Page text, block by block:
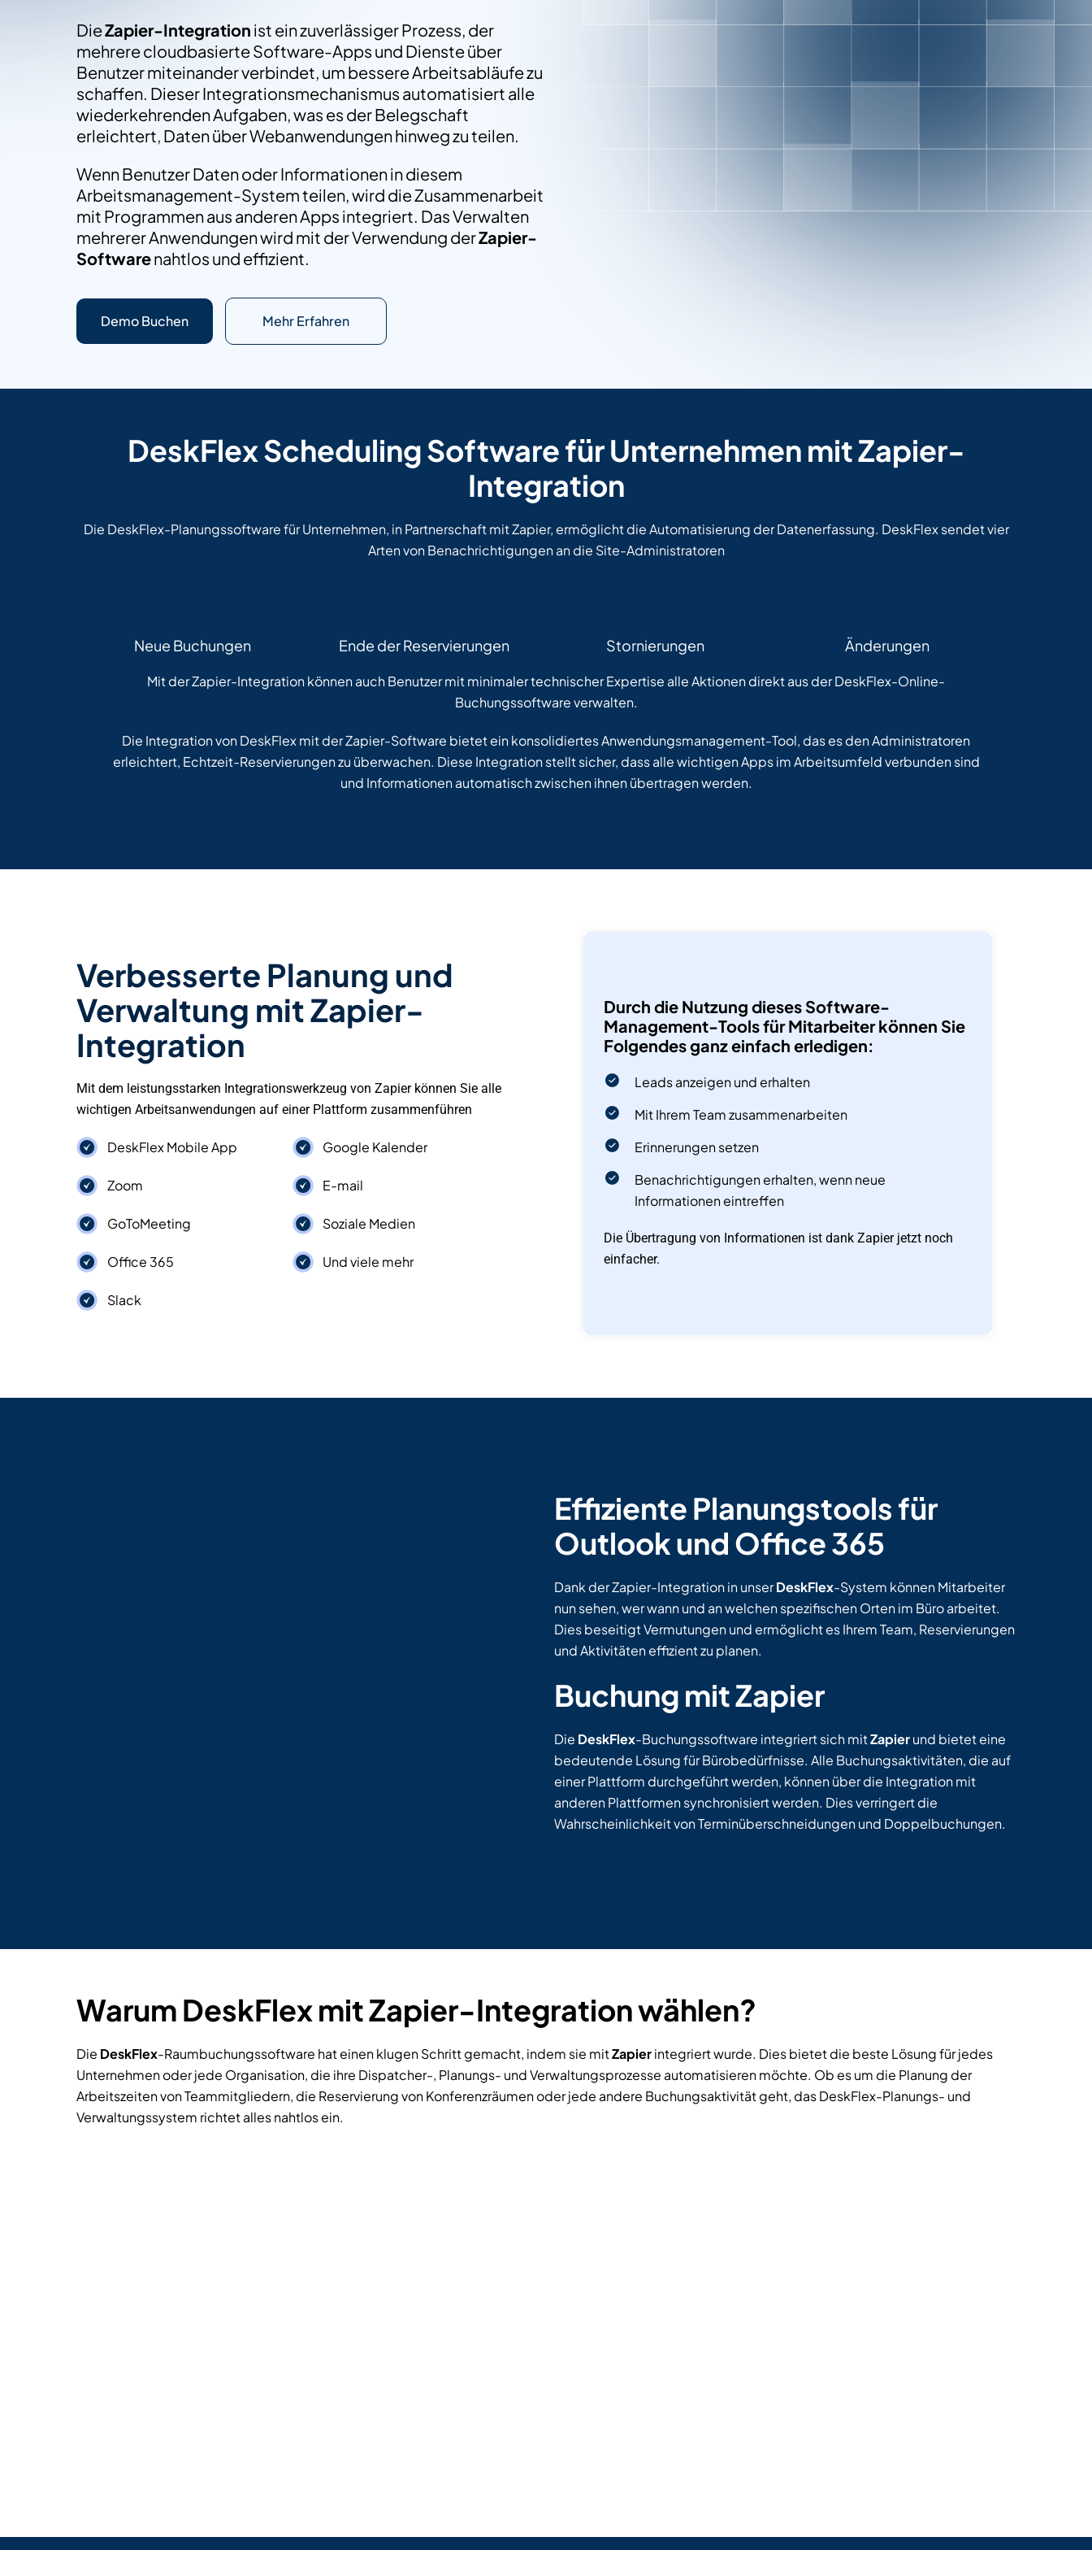
DieZapier-Integration ist ein zuverlässiger Prozess, der
mehrere cloudbasierte Software-Apps und Dienste über
Benutzer miteinander verbindet, um bessere Arbeitsabläufe zu
schaffen. Dieser Integrationsmechanismus automatisiert alle
wiederkehrenden Aufgaben, was es der Belegschaft
erleichtert, Daten über Webanwendungen hinweg zu teilen.
Wenn Benutzer Daten oder Informationen in diesem
Arbeitsmanagement-System teilen, wird die Zusammenarbeit
mit Programmen aus anderen Apps integriert. Das Verwalten
mehrerer Anwendungen wird mit der Verwendung derZapier-
Softwarenahtlos und effizient.
Demo Buchen Mehr Erfahren
DeskFlex Scheduling Software für Unternehmen mit Zapier-
Integration
Die DeskFlex-Planungssoftware für Unternehmen, in Partnerschaft mit Zapier, ermöglicht die Automatisierung der Datenerfassung. DeskFlex sendet vier
Arten von Benachrichtigungen an die Site-Administratoren
Neue Buchungen Ende der Reservierungen Stornierungen Änderungen
Mit der Zapier-Integration können auch Benutzer mit minimaler technischer Expertise alle Aktionen direkt aus der DeskFlex-Online-
Buchungssoftware verwalten.
Die Integration von DeskFlex mit der Zapier-Software bietet ein konsolidiertes Anwendungsmanagement-Tool, das es den Administratoren
erleichtert, Echtzeit-Reservierungen zu überwachen. Diese Integration stellt sicher, dass alle wichtigen Apps im Arbeitsumfeld verbunden sind
und Informationen automatisch zwischen ihnen übertragen werden.
Verbesserte Planung und
Verwaltung mit Zapier-
Integration
Mit dem leistungsstarken Integrationswerkzeug von Zapier können Sie alle
wichtigen Arbeitsanwendungen auf einer Plattform zusammenführen
DeskFlex Mobile App
Zoom
GoToMeeting
Office 365
Slack
Google Kalender
E-mail
Soziale Medien
Und viele mehr
Durch die Nutzung dieses Software-
Management-Tools für Mitarbeiter können Sie
Folgendes ganz einfach erledigen:
Leads anzeigen und erhalten
Mit Ihrem Team zusammenarbeiten
Erinnerungen setzen
Benachrichtigungen erhalten, wenn neue
Informationen eintreffen
Die Übertragung von Informationen ist dank Zapier jetzt noch
einfacher.
Effiziente Planungstools für
Outlook und Office 365
Dank der Zapier-Integration in unserDeskFlex-System können Mitarbeiter
nun sehen, wer wann und an welchen spezifischen Orten im Büro arbeitet.
Dies beseitigt Vermutungen und ermöglicht es Ihrem Team, Reservierungen
und Aktivitäten effizient zu planen.
Buchung mit Zapier
Die DeskFlex-Buchungssoftware integriert sich mitZapierund bietet eine
bedeutende Lösung für Bürobedürfnisse. Alle Buchungsaktivitäten, die auf
einer Plattform durchgeführt werden, können über die Integration mit
anderen Plattformen synchronisiert werden. Dies verringert die
Wahrscheinlichkeit von Terminüberschneidungen und Doppelbuchungen.
Warum DeskFlex mit Zapier-Integration wählen?
Die DeskFlex-Raumbuchungssoftware hat einen klugen Schritt gemacht, indem sie mitZapierintegriert wurde. Dies bietet die beste Lösung für jedes
Unternehmen oder jede Organisation, die ihre Dispatcher-, Planungs- und Verwaltungsprozesse automatisieren möchte. Ob es um die Planung der
Arbeitszeiten von Teammitgliedern, die Reservierung von Konferenzräumen oder jede andere Buchungsaktivität geht, das DeskFlex-Planungs- und
Verwaltungssystem richtet alles nahtlos ein.